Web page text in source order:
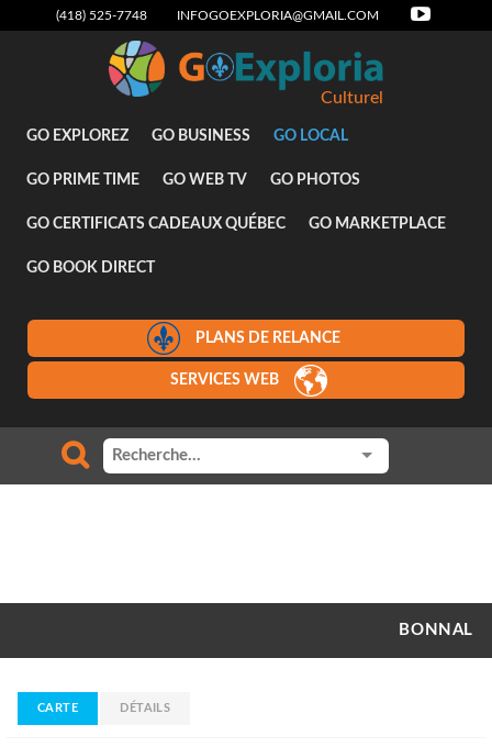
(418) 525-7748 INFOGOEXPLORIA@GMAIL.COM
Culturel
GO EXPLOREZ GO BUSINESS GO LOCAL
GO PRIME TIME GO WEB TV GO PHOTOS
GO CERTIFICATS CADEAUX QUÉBEC GO MARKETPLACE
GO BOOK DIRECT
PLANS DE RELANCE
SERVICES WEB
BONNAL
CARTE DÉTAILS